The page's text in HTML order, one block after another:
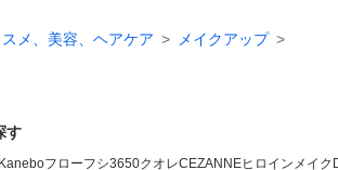
スメ、美容、ヘアケア
メイクアップ
す
Kaneboフローフシ3650クオレCEZANNEヒロインメイク